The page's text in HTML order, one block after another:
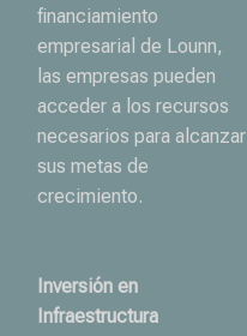
financiamiento
empresarial de Lounn,
las empresas pueden
acceder a los recursos
necesarios para alcanzar
sus metas de
crecimiento.
Inversión en
Infraestructura